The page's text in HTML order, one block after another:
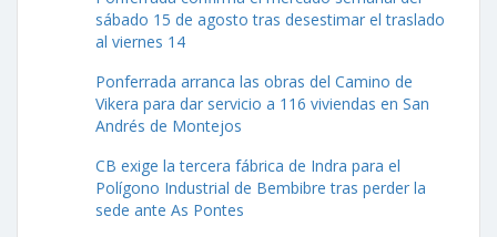
sábado 15 de agosto tras desestimar el traslado
al viernes 14
Ponferrada arranca las obras del Camino de
Vikera para dar servicio a 116 viviendas en San
Andrés de Montejos
CB exige la tercera fábrica de Indra para el
Polígono Industrial de Bembibre tras perder la
sede ante As Pontes